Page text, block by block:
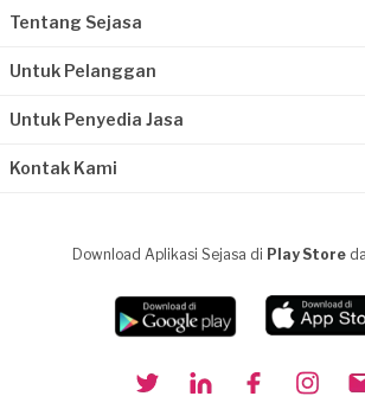
Tentang Sejasa
Untuk Pelanggan
Untuk Penyedia Jasa
Kontak Kami
Download Aplikasi Sejasa di Play Store